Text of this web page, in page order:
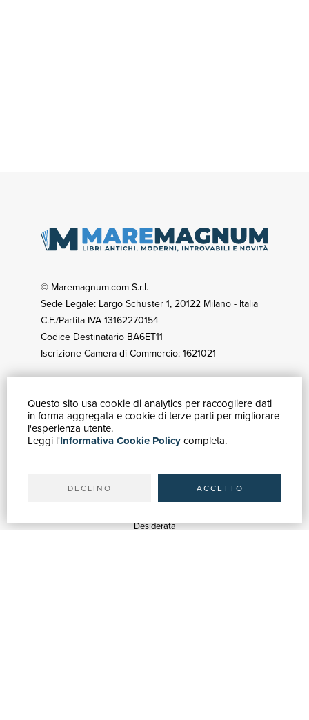
Questo sito usa cookie di analytics per raccogliere dati
in forma aggregata e cookie di terze parti per migliorare
l'esperienza utente.
Leggi l'Informativa Cookie Policycompleta.
DECLINO ACCETTO
© Maremagnum.com S.r.l.
Sede Legale: Largo Schuster 1, 20122 Milano - Italia
C.F./Partita IVA 13162270154
Codice Destinatario BA6ET11
Iscrizione Camera di Commercio: 1621021
GUIDA ACQUISTI
Catalogo
Ricerca avanzata
Spedizioni
Desiderata